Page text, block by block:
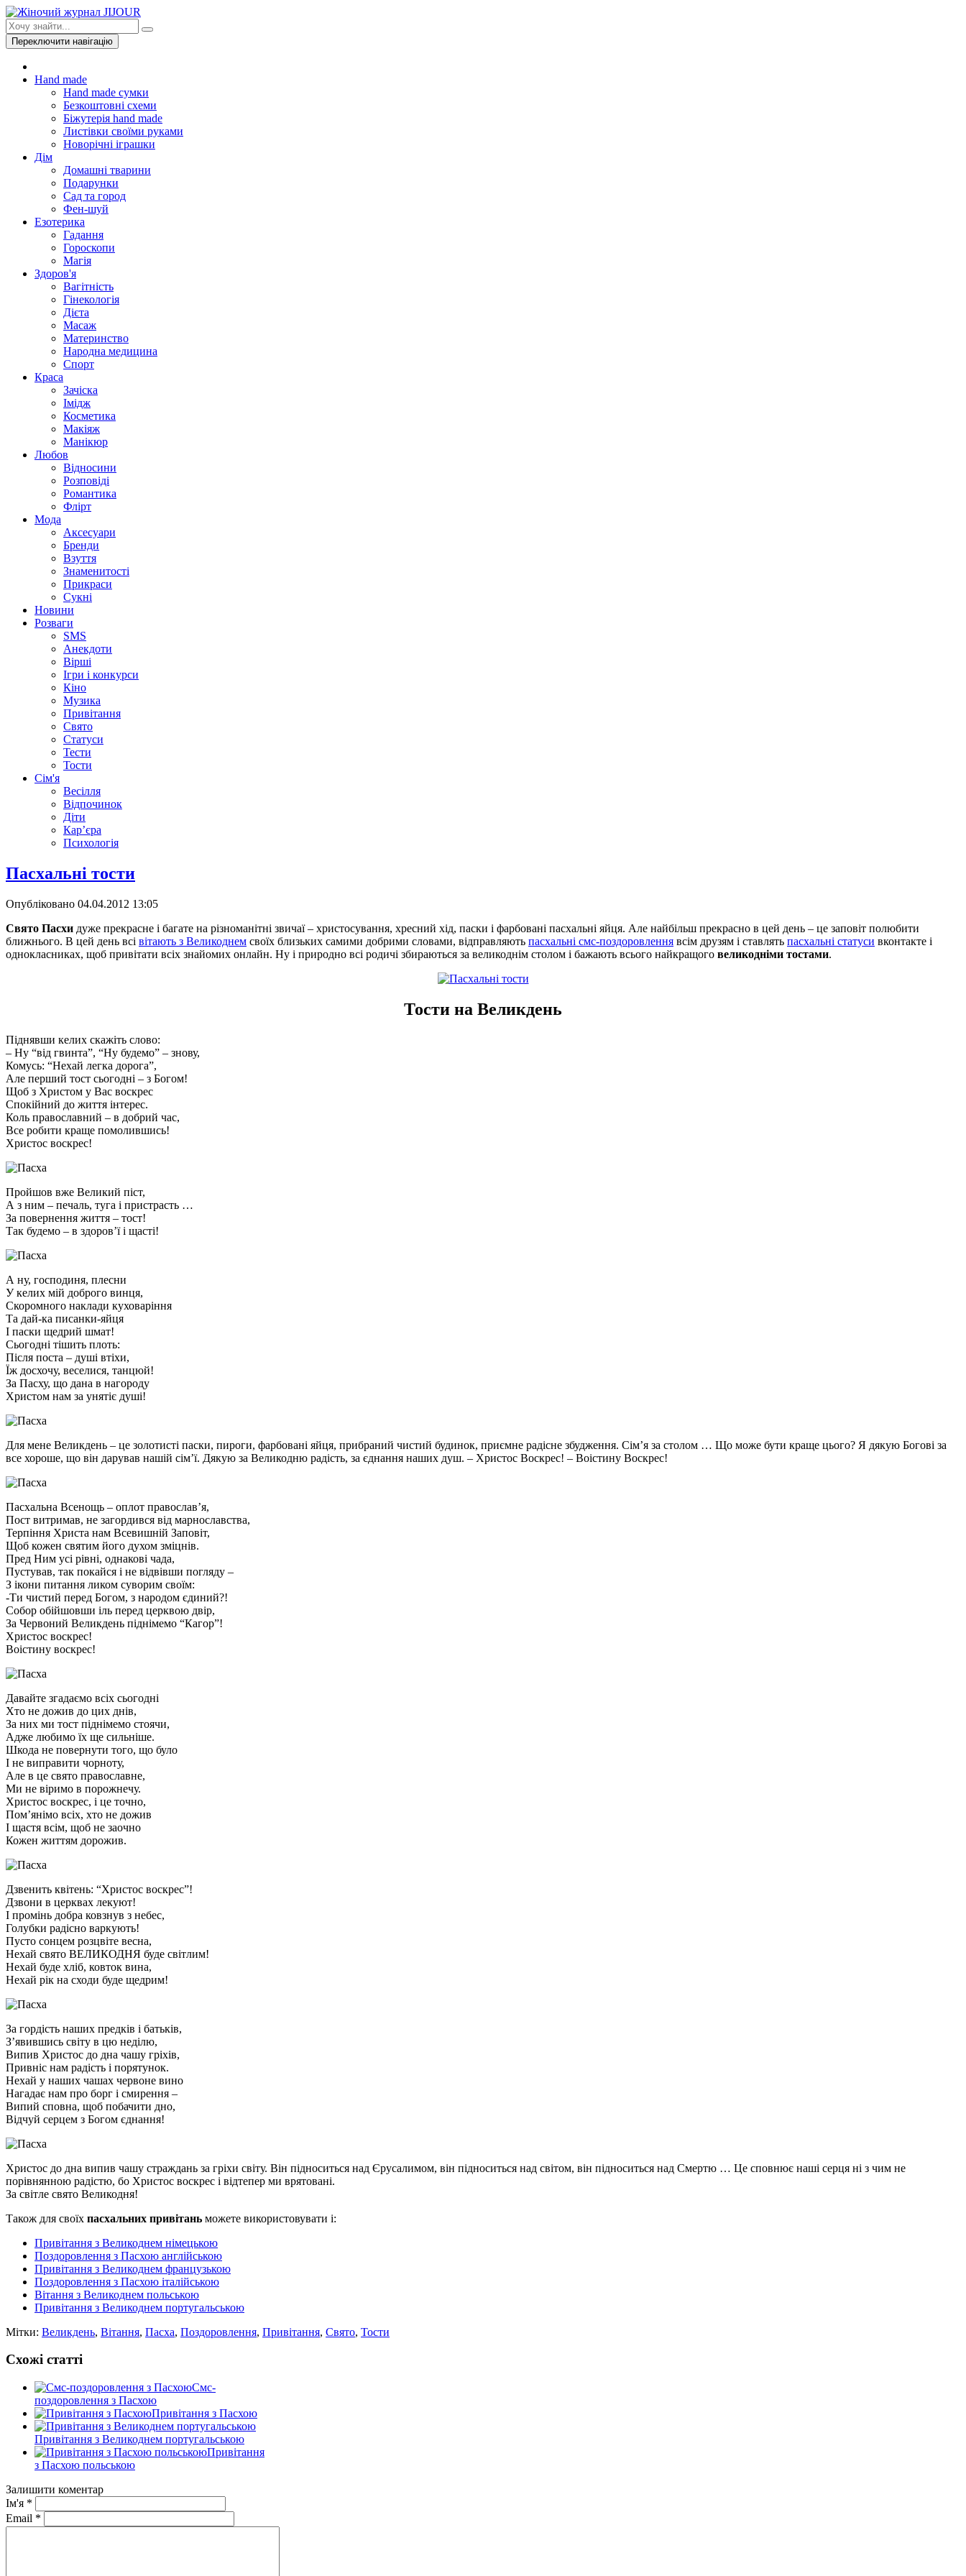
Переключити навігацію
Hand made
Hand made сумки
Безкоштовні схеми
Біжутерія hand made
Листівки своїми руками
Новорічні іграшки
Дім
Домашні тварини
Подарунки
Сад та город
Фен-шуй
Езотерика
Гадання
Гороскопи
Магія
Здоров'я
Вагітність
Гінекологія
Дієта
Масаж
Материнство
Народна медицина
Спорт
Краса
Зачіска
Імідж
Косметика
Макіяж
Манікюр
Любов
Відносини
Розповіді
Романтика
Флірт
Мода
Аксесуари
Бренди
Взуття
Знаменитості
Прикраси
Сукні
Новини
Розваги
SMS
Анекдоти
Вірші
Ігри і конкурси
Кіно
Музика
Привітання
Свято
Статуси
Тести
Тости
Сім'я
Весілля
Відпочинок
Діти
Кар’єра
Психологія
Пасхальні тости
Опубліковано 04.04.2012 13:05
Свято Пасхи дуже прекрасне і багате на різноманітні звичаї – христосування, хресний хід, паски і фарбовані пасхальні яйця. Але найбільш прекрасно в цей день – це заповіт полюбити
ближнього. В цей день всі вітають з Великоднем своїх близьких самими добрими словами, відправляють пасхальні смс-поздоровлення всім друзям і ставлять пасхальні статуси вконтакте і
однокласниках, щоб привітати всіх знайомих онлайн. Ну і природно всі родичі збираються за великоднім столом і бажають всього найкращого великодніми тостами.
Тости на Великдень
Піднявши келих скажіть слово:
– Ну “від гвинта”, “Ну будемо” – знову,
Комусь: “Нехай легка дорога”,
Але перший тост сьогодні – з Богом!
Щоб з Христом у Вас воскрес
Спокійний до життя інтерес.
Коль православний – в добрий час,
Все робити краще помолившись!
Христос воскрес!
Пройшов вже Великий піст,
А з ним – печаль, туга і пристрасть …
За повернення життя – тост!
Так будемо – в здоров’ї і щасті!
А ну, господиня, плесни
У келих мій доброго винця,
Скоромного наклади куховаріння
Та дай-ка писанки-яйця
І паски щедрий шмат!
Сьогодні тішить плоть:
Після поста – душі втіхи,
Їж досхочу, веселися, танцюй!
За Пасху, що дана в нагороду
Христом нам за унятіє душі!
Для мене Великдень – це золотисті паски, пироги, фарбовані яйця, прибраний чистий будинок, приємне радісне збудження. Сім’я за столом … Що може бути краще цього? Я дякую Богові за
все хороше, що він дарував нашій сім’ї. Дякую за Великодню радість, за єднання наших душ. – Христос Воскрес! – Воістину Воскрес!
Пасхальна Всенощь – оплот православ’я,
Пост витримав, не загордився від марнославства,
Терпіння Христа нам Всевишній Заповіт,
Щоб кожен святим його духом зміцнів.
Пред Ним усі рівні, однакові чада,
Пустував, так покайся і не відвівши погляду –
З ікони питання ликом суворим своїм:
-Ти чистий перед Богом, з народом єдиний?!
Собор обійшовши іль перед церквою двір,
За Червоний Великдень піднімемо “Кагор”!
Христос воскрес!
Воістину воскрес!
Давайте згадаємо всіх сьогодні
Хто не дожив до цих днів,
За них ми тост піднімемо стоячи,
Адже любимо їх ще сильніше.
Шкода не повернути того, що було
І не виправити чорноту,
Але в це свято православне,
Ми не віримо в порожнечу.
Христос воскрес, і це точно,
Пом’янімо всіх, хто не дожив
І щастя всім, щоб не заочно
Кожен життям дорожив.
Дзвенить квітень: “Христос воскрес”!
Дзвони в церквах лекуют!
І промінь добра ковзнув з небес,
Голубки радісно варкують!
Пусто сонцем розцвіте весна,
Нехай свято ВЕЛИКОДНЯ буде світлим!
Нехай буде хліб, ковток вина,
Нехай рік на сходи буде щедрим!
За гордість наших предків і батьків,
З’явившись світу в цю неділю,
Випив Христос до дна чашу гріхів,
Привніс нам радість і порятунок.
Нехай у наших чашах червоне вино
Нагадає нам про борг і смирення –
Випий сповна, щоб побачити дно,
Відчуй серцем з Богом єднання!
Христос до дна випив чашу страждань за гріхи світу. Він підноситься над Єрусалимом, він підноситься над світом, він підноситься над Смертю … Це сповнює наші серця ні з чим не
порівнянною радістю, бо Христос воскрес і відтепер ми врятовані.
За світле свято Великодня!
Також для своїх пасхальних привітань можете використовувати і:
Привітання з Великоднем німецькою
Поздоровлення з Пасхою англійською
Привітання з Великоднем французькою
Поздоровлення з Пасхою італійською
Вітання з Великоднем польською
Привітання з Великоднем португальською
Мітки: Великдень, Вітання, Пасха, Поздоровлення, Привітання, Свято, Тости
Схожі статті
Смс-
поздоровлення з Пасхою
Привітання з Пасхою
Привітання з Великоднем португальською
Привітання
з Пасхою польською
Залишити коментар
Ім'я *
Email *